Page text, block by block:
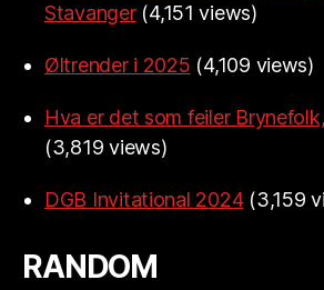
Stavanger (4,151 views)
Øltrender i 2025 (4,109 views)
Hva er det som feiler
(3,819 views)
DGB Invitational 2024 (3,159
RANDOM